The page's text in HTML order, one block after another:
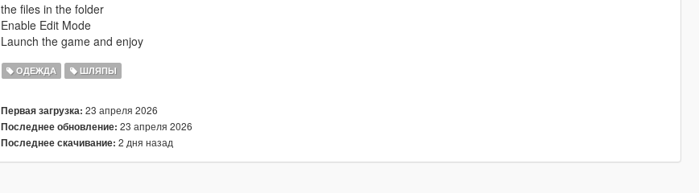
the files in the folder
Enable Edit Mode
Launch the game and enjoy
ОДЕЖДА ШЛЯПЫ
Первая загрузка: 23 апреля 2026
Последнее обновление: 23 апреля 2026
Последнее скачивание: 2 дня назад